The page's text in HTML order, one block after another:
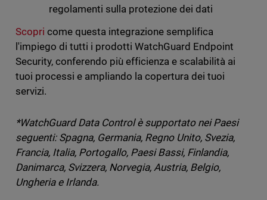
regolamenti sulla protezione dei dati
Scopri come questa integrazione semplifica
l'impiego di tutti i prodotti WatchGuard Endpoint
Security, conferendo più efficienza e scalabilità ai
tuoi processi e ampliando la copertura dei tuoi
servizi.
*WatchGuard Data Control è supportato nei Paesi
seguenti: Spagna, Germania, Regno Unito, Svezia,
Francia, Italia, Portogallo, Paesi Bassi, Finlandia,
Danimarca, Svizzera, Norvegia, Austria, Belgio,
Ungheria e Irlanda.